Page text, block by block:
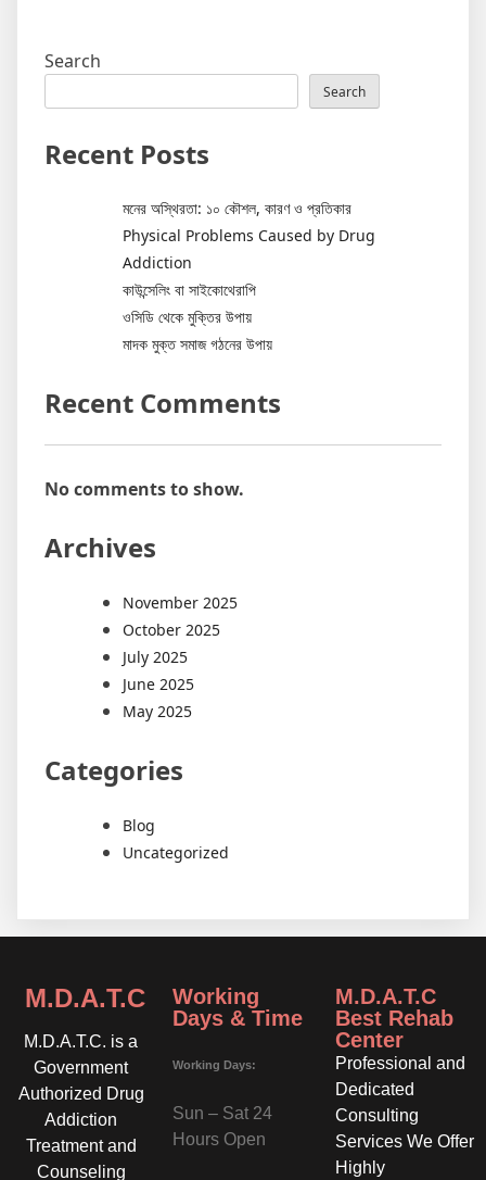
Search
Search
Recent Posts
মনের অস্থিরতা: ১০ কৌশল, কারণ ও প্রতিকার
Physical Problems Caused by Drug
Addiction
কাউন্সেলিং বা সাইকোথেরাপি
ওসিডি থেকে মুক্তির উপায়
মাদক মুক্ত সমাজ গঠনের উপায়
Recent Comments
No comments to show.
Archives
November 2025
October 2025
July 2025
June 2025
May 2025
Categories
Blog
Uncategorized
M.D.A.T.C
M.D.A.T.C. is a
Government
Authorized Drug
Addiction
Treatment and
Counseling
Working
Days & Time
Working Days:
Sun – Sat 24
Hours Open
M.D.A.T.C
Best Rehab
Center
Professional and
Dedicated
Consulting
Services We Offer
Highly